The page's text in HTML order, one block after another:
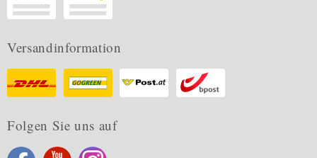
Versandinformation
Folgen Sie uns auf